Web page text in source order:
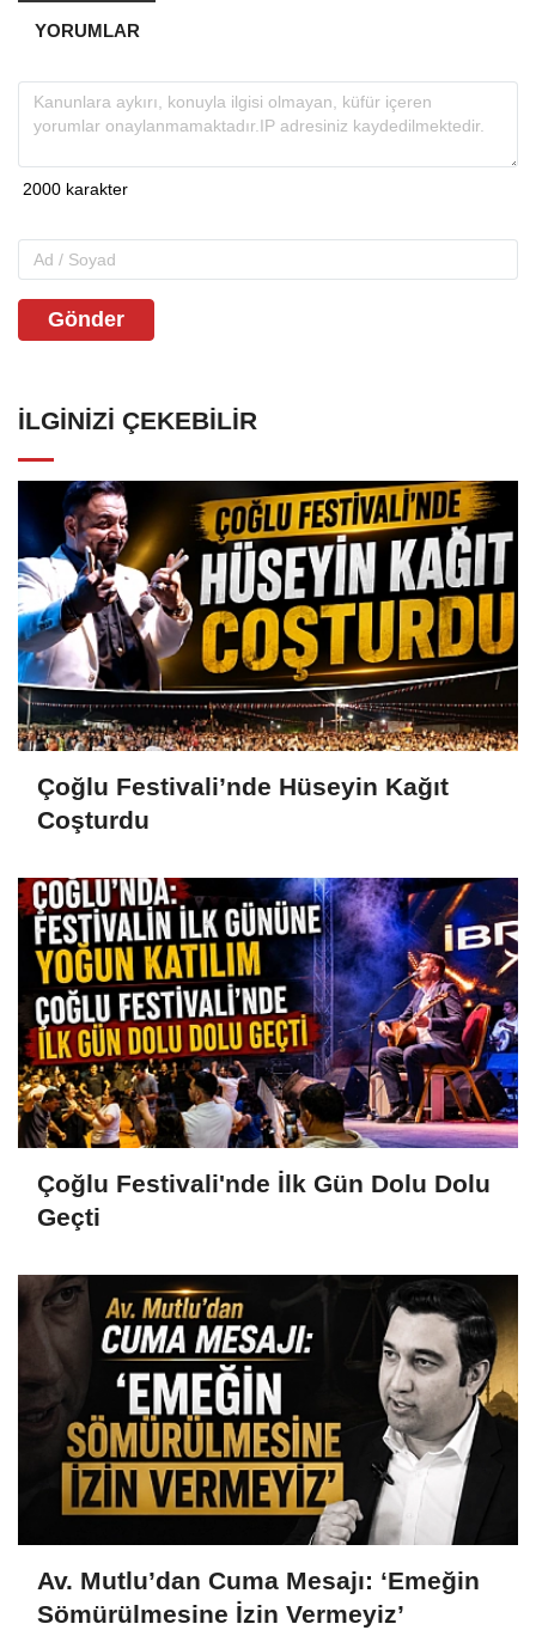
YORUMLAR
Gönder
İLGINIZI ÇEKEBILIR
Çoğlu Festivali’nde Hüseyin Kağıt
Coşturdu
Çoğlu Festivali'nde İlk Gün Dolu Dolu
Geçti
Av. Mutlu’dan Cuma Mesajı: ‘Emeğin
Sömürülmesine İzin Vermeyiz’